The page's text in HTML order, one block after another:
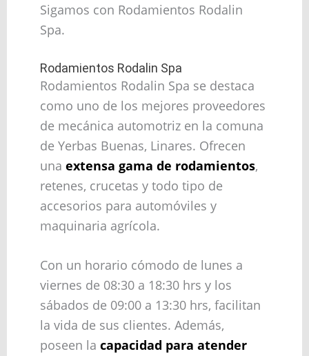
Sigamos con Rodamientos Rodalin
Spa.
Rodamientos Rodalin Spa
Rodamientos Rodalin Spa se destaca
como uno de los mejores proveedores
de mecánica automotriz en la comuna
de Yerbas Buenas, Linares. Ofrecen
una extensa gama de rodamientos,
retenes, crucetas y todo tipo de
accesorios para automóviles y
maquinaria agrícola.
Con un horario cómodo de lunes a
viernes de 08:30 a 18:30 hrs y los
sábados de 09:00 a 13:30 hrs, facilitan
la vida de sus clientes. Además,
poseen la capacidad para atender